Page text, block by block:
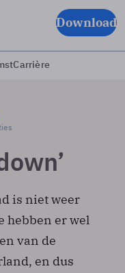
Download
Carrière
is niet weer
hebben er wel
van de
en dus